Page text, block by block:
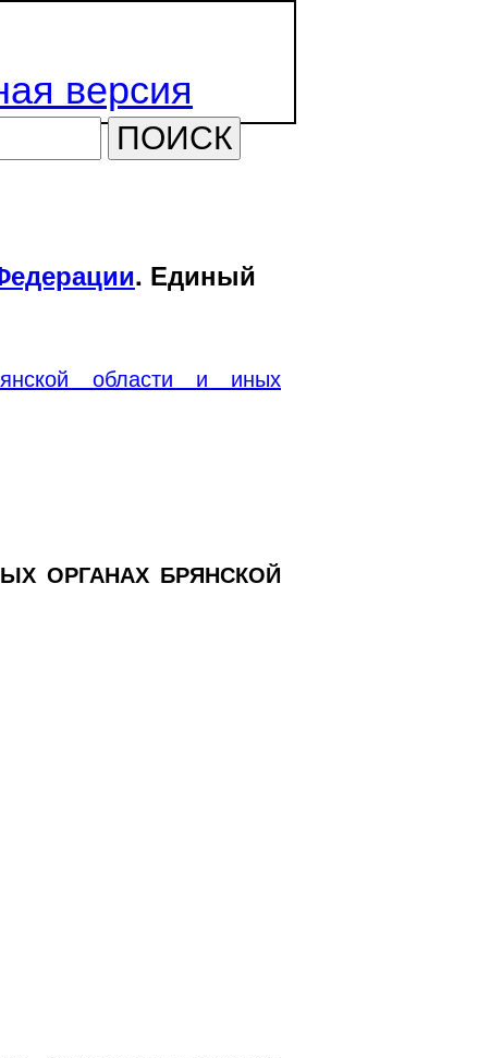
версия
ПОИСК
. Единый
области и иных
ОРГАНАХ БРЯНСКОЙ